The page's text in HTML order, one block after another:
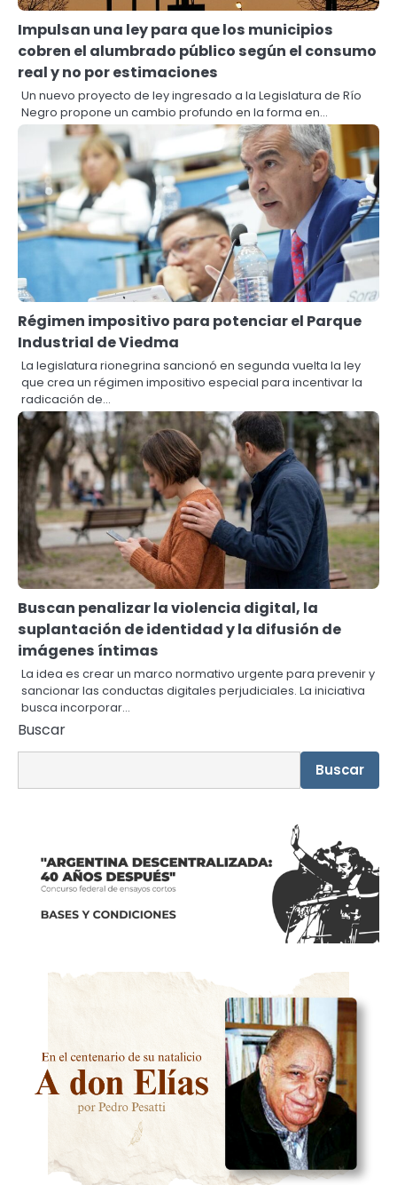
Impulsan una ley para que los municipios
cobren el alumbrado público según el consumo
real y no por estimaciones
Un nuevo proyecto de ley ingresado a la Legislatura de Río
Negro propone un cambio profundo en la forma en…
Régimen impositivo para potenciar el Parque
Industrial de Viedma
La legislatura rionegrina sancionó en segunda vuelta la ley
que crea un régimen impositivo especial para incentivar la
radicación de…
Buscan penalizar la violencia digital, la
suplantación de identidad y la difusión de
imágenes íntimas
La idea es crear un marco normativo urgente para prevenir y
sancionar las conductas digitales perjudiciales. La iniciativa
busca incorporar…
Buscar
Buscar